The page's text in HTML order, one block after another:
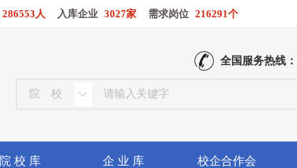
286553人 入库企业 3027家 需求岗位 216291个
全国服务热线：
院 校 库 企 业 库 校企合作会